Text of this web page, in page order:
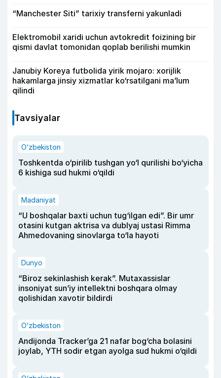
“Manchester Siti” tarixiy transferni yakunladi
Elektromobil xaridi uchun avtokredit foizining bir
qismi davlat tomonidan qoplab berilishi mumkin
Janubiy Koreya futbolida yirik mojaro: xorijlik
hakamlarga jinsiy xizmatlar ko‘rsatilgani ma’lum
qilindi
Tavsiyalar
O‘zbekiston
Toshkentda o‘pirilib tushgan yo‘l qurilishi bo‘yicha
6 kishiga sud hukmi o‘qildi
Madaniyat
“U boshqalar baxti uchun tug‘ilgan edi”. Bir umr
otasini kutgan aktrisa va dublyaj ustasi Rimma
Ahmedovaning sinovlarga to‘la hayoti
Dunyo
“Biroz sekinlashish kerak”. Mutaxassislar
insoniyat sun’iy intellektni boshqara olmay
qolishidan xavotir bildirdi
O‘zbekiston
Andijonda Tracker’ga 21 nafar bog‘cha bolasini
joylab, YTH sodir etgan ayolga sud hukmi o‘qildi